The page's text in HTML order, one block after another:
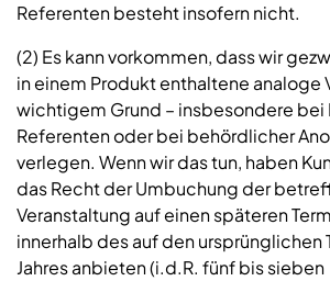
Referenten besteht insofern nicht.
(2) Es kann vorkommen, dass wir
in einem Produkt enthaltene analoge
wichtigem Grund – insbesondere bei
Referenten oder bei behördlicher
verlegen. Wenn wir das tun, haben
das Recht der Umbuchung der
Veranstaltung auf einen späteren
innerhalb des auf den ursprünglichen
Jahres anbieten (i.d.R. fünf bis sieben